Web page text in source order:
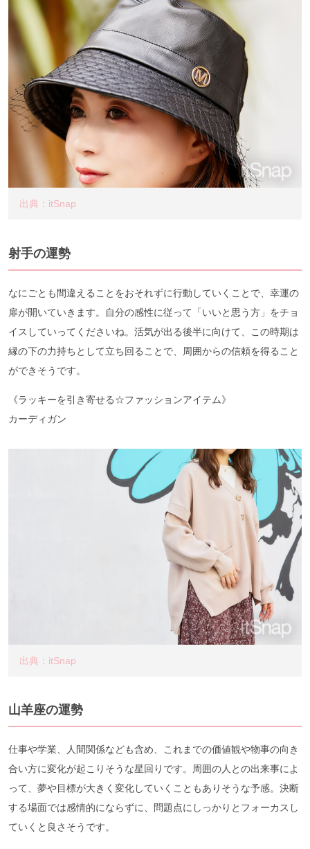
出典：itSnap
射手の運勢
なにごとも間違えることをおそれずに行動していくことで、幸運の
扉が開いていきます。自分の感性に従って「いいと思う方」をチョ
イスしていってくださいね。活気が出る後半に向けて、この時期は
縁の下の力持ちとして立ち回ることで、周囲からの信頼を得ること
ができそうです。
《ラッキーを引き寄せる☆ファッションアイテム》
カーディガン
出典：itSnap
山羊座の運勢
仕事や学業、人間関係なども含め、これまでの価値観や物事の向き
合い方に変化が起こりそうな星回りです。周囲の人との出来事によ
って、夢や目標が大きく変化していくこともありそうな予感。決断
する場面では感情的にならずに、問題点にしっかりとフォーカスし
ていくと良さそうです。